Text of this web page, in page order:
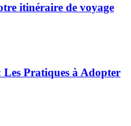
itinéraire de voyage
Les Pratiques à Adopter